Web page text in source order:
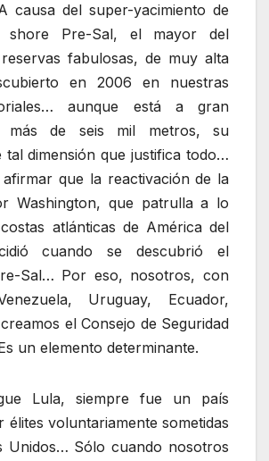
causa del super-yacimiento de
shore Pre-Sal, el mayor del
fabulosas, de muy alta
en 2006 en nuestras
aunque está a gran
más de seis mil metros, su
tal dimensión que justifica todo…
que la reactivación de la
Washington, que patrulla a lo
atlánticas de América del
cuando se descubrió el
Sal… Por eso, nosotros, con
Uruguay, Ecuador,
el Consejo de Seguridad
un elemento determinante.
Lula, siempre fue un país
élites voluntariamente sometidas
Unidos… Sólo cuando nosotros